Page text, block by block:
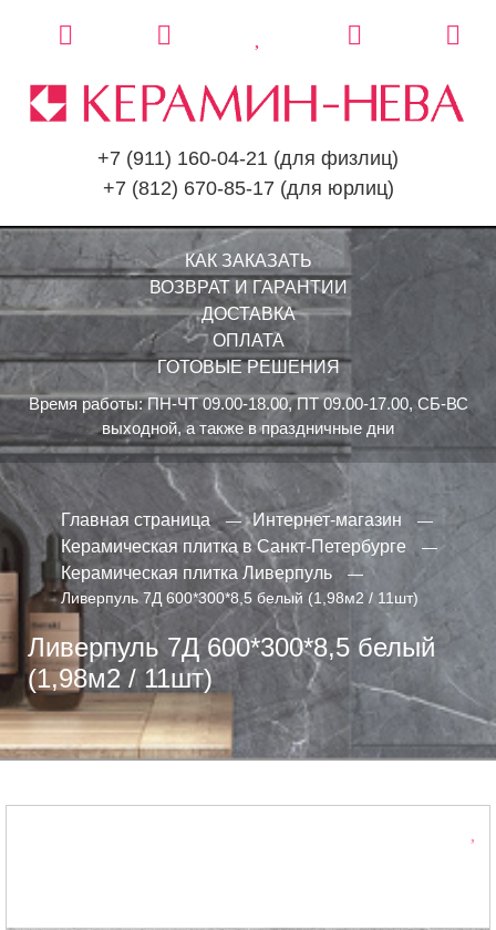
+7 (911) 160-04-21 (для физлиц)
+7 (812) 670-85-17 (для юрлиц)
КАК ЗАКАЗАТЬ
ВОЗВРАТ И ГАРАНТИИ
ДОСТАВКА
ОПЛАТА
ГОТОВЫЕ РЕШЕНИЯ
Время работы: ПН-ЧТ 09.00-18.00, ПТ 09.00-17.00, СБ-ВС
выходной, а также в праздничные дни
Главная страница
Интернет-магазин
Керамическая плитка в Санкт-Петербурге
Керамическая плитка Ливерпуль
Ливерпуль 7Д 600*300*8,5 белый (1,98м2 / 11шт)
Ливерпуль 7Д 600*300*8,5 белый
(1,98м2 / 11шт)